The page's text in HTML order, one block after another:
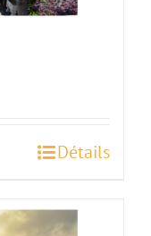
Détails